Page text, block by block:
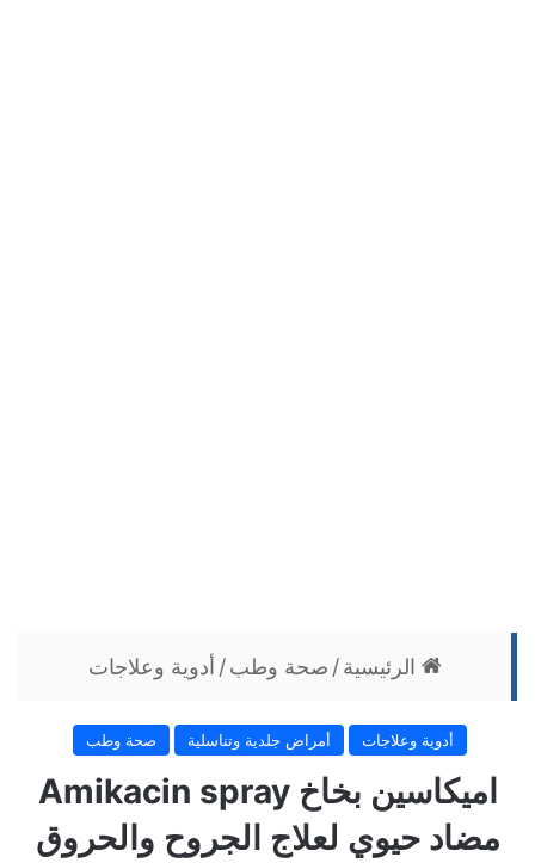
الرئيسية / صحة وطب / أدوية وعلاجات
أدوية وعلاجات أمراض جلدية وتناسلية صحة وطب
اميكاسين بخاخ Amikacin spray
مضاد حيوي لعلاج الجروح والحروق